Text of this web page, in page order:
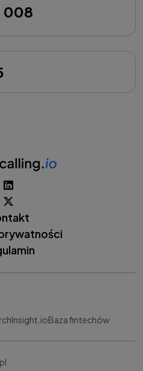
008
Baza fintechów